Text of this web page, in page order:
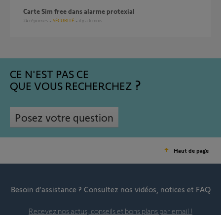
Carte Sim free dans alarme protexial
24 réponses SÉCURITÉ il y a 6 mois
CE N'EST PAS CE
QUE VOUS RECHERCHEZ
Posez votre question
Haut de page
Besoin d’assistance ? Consultez nos vidéos, notices et FAQ
Recevez nos actus, conseils et bons plans par email !